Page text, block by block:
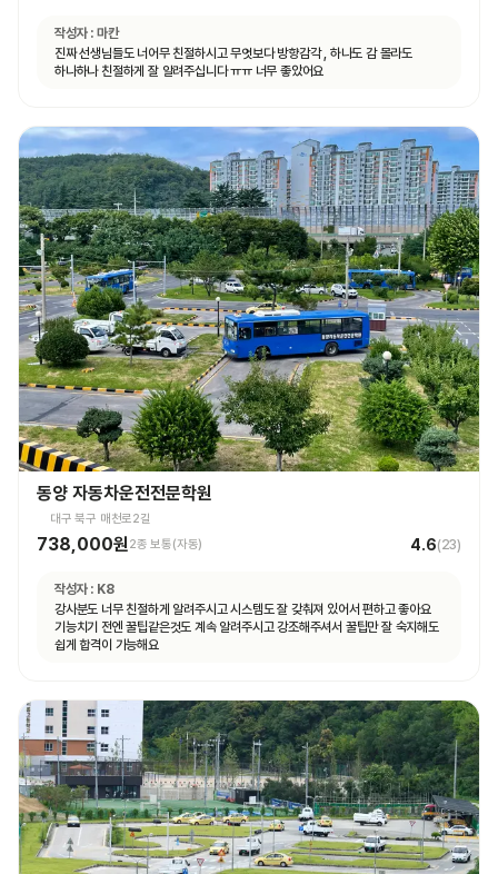
작성자 : 마칸
진짜 선생님들도 너어무 친절하시고 무엇보다 방향감각 , 하나도 감 몰라도
하나하나 친절하게 잘 알려주십니다 ㅠㅠ 너무 좋았어요
동양 자동차운전전문학원
대구 북구 매천로2길
738,000원2종 보통(자동) 4.6(23)
작성자 : K8
강사분도 너무 친절하게 알려주시고 시스템도 잘 갖춰져 있어서 편하고 좋아요
기능치기 전엔 꿀팁같은것도 계속 알려주시고 강조해주셔서 꿀팁만 잘 숙지해도
쉽게 합격이 가능해요